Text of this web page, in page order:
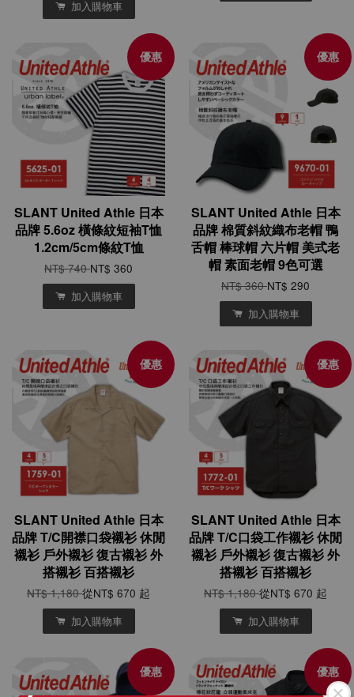
加入購物車
優惠
SLANT United Athle 日本
品牌 5.6oz 橫條紋短袖T恤
1.2cm/5cm條紋T恤
NT$ 740NT$ 360
加入購物車
優惠
SLANT United Athle 日本
品牌 棉質斜紋織布老帽 鴨
舌帽 棒球帽 六片帽 美式老
帽 素面老帽 9色可選
NT$ 360NT$ 290
加入購物車
優惠
SLANT United Athle 日本
品牌 T/C開襟口袋襯衫 休閒
襯衫 戶外襯衫 復古襯衫 外
搭襯衫 百搭襯衫
NT$ 1,180從NT$ 670 起
加入購物車
優惠
SLANT United Athle 日本
品牌 T/C口袋工作襯衫 休閒
襯衫 戶外襯衫 復古襯衫 外
搭襯衫 百搭襯衫
NT$ 1,180從NT$ 670 起
加入購物車
優惠 優惠